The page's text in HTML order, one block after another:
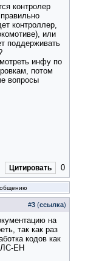
контролер
контроллер,
или
поддерживать
инфу по
потом
вопросы
Цитировать 0
#3 (ссылка)
на
так как раз
кодов как
ЕН